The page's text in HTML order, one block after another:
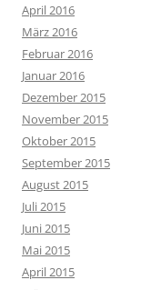
April 2016
März 2016
Februar 2016
Januar 2016
Dezember 2015
November 2015
Oktober 2015
September 2015
August 2015
Juli 2015
Juni 2015
Mai 2015
April 2015